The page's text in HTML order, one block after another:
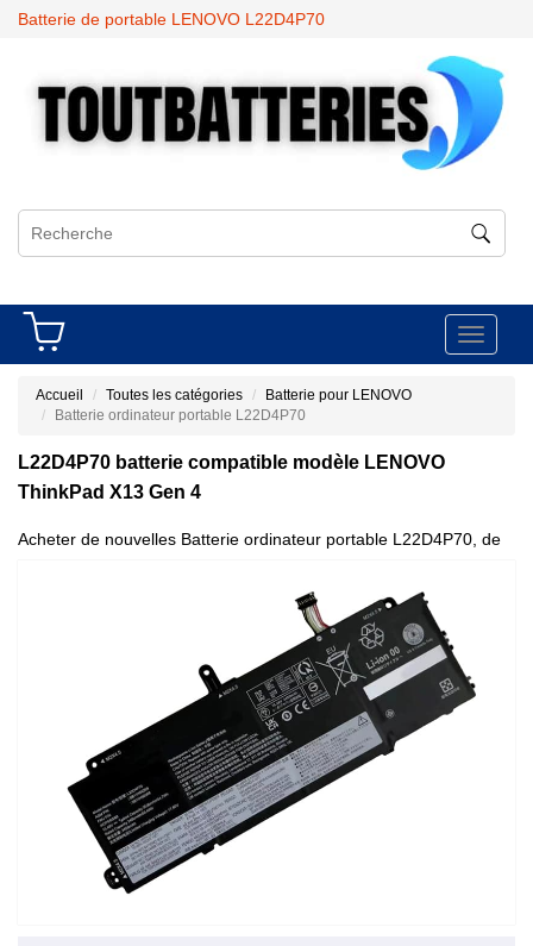
Batterie de portable LENOVO L22D4P70
Toggle
Accueil Toutes les catégories
Batterie pour LENOVO
Batterie ordinateur portable L22D4P70
L22D4P70 batterie compatible modèle LENOVO
ThinkPad X13 Gen 4
Acheter de nouvelles Batterie ordinateur portable L22D4P70, de